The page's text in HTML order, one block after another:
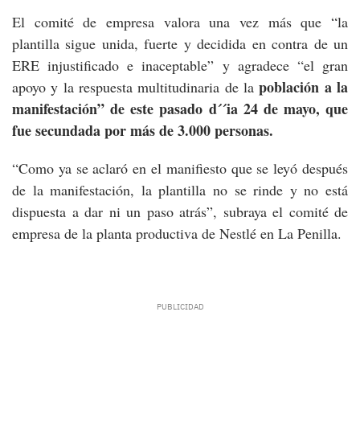
El comité de empresa valora una vez más que “la
plantilla sigue unida, fuerte y decidida en contra de un
ERE injustificado e inaceptable” y agradece “el gran
apoyo y la respuesta multitudinaria de lapoblación a la
manifestación” de este pasado d´´ia 24 de mayo, que
fue secundada por más de 3.000 personas.
“Como ya se aclaró en el manifiesto que se leyó después
de la manifestación, la plantilla no se rinde y no está
dispuesta a dar ni un paso atrás”, subraya el comité de
empresa de la planta productiva de Nestlé en La Penilla.